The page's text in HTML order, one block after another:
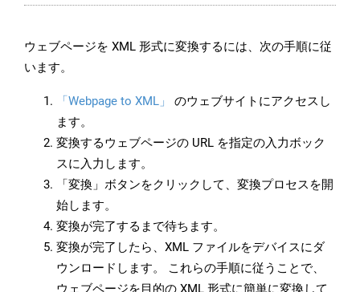
ウェブページを XML 形式に変換するには、次の手順に従
います。
「Webpage to XML」
のウェブサイトにアクセスし
ます。
変換するウェブページの URL を指定の入力ボック
スに入力します。
「変換」ボタンをクリックして、変換プロセスを開
始します。
変換が完了するまで待ちます。
変換が完了したら、XML ファイルをデバイスにダ
ウンロードします。 これらの手順に従うことで、
ウェブページを目的の XML 形式に簡単に変換して